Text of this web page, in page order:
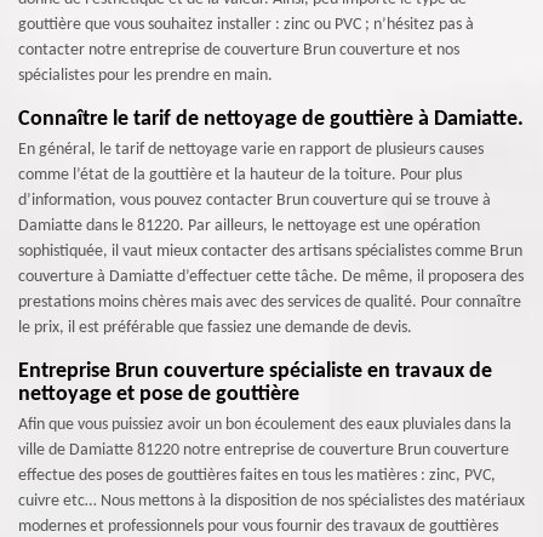
gouttière que vous souhaitez installer : zinc ou PVC ; n’hésitez pas à
contacter notre entreprise de couverture Brun couverture et nos
spécialistes pour les prendre en main.
Connaître le tarif de nettoyage de gouttière à Damiatte.
En général, le tarif de nettoyage varie en rapport de plusieurs causes
comme l’état de la gouttière et la hauteur de la toiture. Pour plus
d’information, vous pouvez contacter Brun couverture qui se trouve à
Damiatte dans le 81220. Par ailleurs, le nettoyage est une opération
sophistiquée, il vaut mieux contacter des artisans spécialistes comme Brun
couverture à Damiatte d’effectuer cette tâche. De même, il proposera des
prestations moins chères mais avec des services de qualité. Pour connaître
le prix, il est préférable que fassiez une demande de devis.
Entreprise Brun couverture spécialiste en travaux de
nettoyage et pose de gouttière
Afin que vous puissiez avoir un bon écoulement des eaux pluviales dans la
ville de Damiatte 81220 notre entreprise de couverture Brun couverture
effectue des poses de gouttières faites en tous les matières : zinc, PVC,
cuivre etc… Nous mettons à la disposition de nos spécialistes des matériaux
modernes et professionnels pour vous fournir des travaux de gouttières